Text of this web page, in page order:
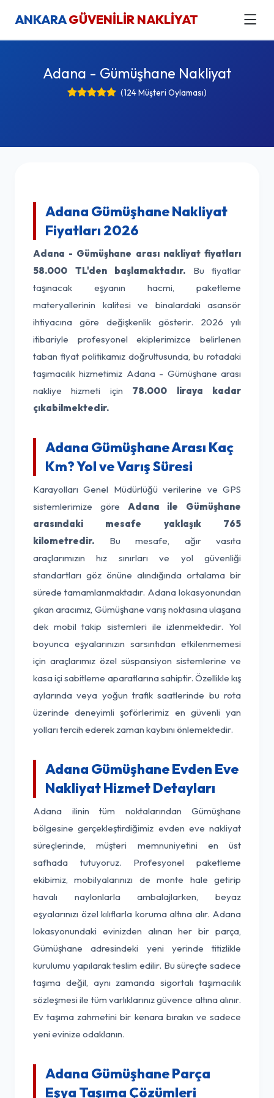
ANKARAGÜVENİLİR NAKLİYAT
Adana - Gümüşhane Nakliyat
(124 Müşteri Oylaması)
Adana Gümüşhane Nakliyat
Fiyatları 2026
Adana - Gümüşhane arası nakliyat fiyatları
58.000 TL'den başlamaktadır. Bu fiyatlar
taşınacak eşyanın hacmi, paketleme
materyallerinin kalitesi ve binalardaki asansör
ihtiyacına göre değişkenlik gösterir. 2026 yılı
itibariyle profesyonel ekiplerimizce belirlenen
taban fiyat politikamız doğrultusunda, bu rotadaki
taşımacılık hizmetimiz Adana - Gümüşhane arası
nakliye hizmeti için 78.000 liraya kadar
çıkabilmektedir.
Adana Gümüşhane Arası Kaç
Km? Yol ve Varış Süresi
Karayolları Genel Müdürlüğü verilerine ve GPS
sistemlerimize göre Adana ile Gümüşhane
arasındaki mesafe yaklaşık 765
kilometredir. Bu mesafe, ağır vasıta
araçlarımızın hız sınırları ve yol güvenliği
standartları göz önüne alındığında ortalama bir
sürede tamamlanmaktadır. Adana lokasyonundan
çıkan aracımız, Gümüşhane varış noktasına ulaşana
dek mobil takip sistemleri ile izlenmektedir. Yol
boyunca eşyalarınızın sarsıntıdan etkilenmemesi
için araçlarımız özel süspansiyon sistemlerine ve
kasa içi sabitleme aparatlarına sahiptir. Özellikle kış
aylarında veya yoğun trafik saatlerinde bu rota
üzerinde deneyimli şoförlerimiz en güvenli yan
yolları tercih ederek zaman kaybını önlemektedir.
Adana Gümüşhane Evden Eve
Nakliyat Hizmet Detayları
Adana ilinin tüm noktalarından Gümüşhane
bölgesine gerçekleştirdiğimiz evden eve nakliyat
süreçlerinde, müşteri memnuniyetini en üst
safhada tutuyoruz. Profesyonel paketleme
ekibimiz, mobilyalarınızı de monte hale getirip
havalı naylonlarla ambalajlarken, beyaz
eşyalarınızı özel kılıflarla koruma altına alır. Adana
lokasyonundaki evinizden alınan her bir parça,
Gümüşhane adresindeki yeni yerinde titizlikle
kurulumu yapılarak teslim edilir. Bu süreçte sadece
taşıma değil, aynı zamanda sigortalı taşımacılık
sözleşmesi ile tüm varlıklarınız güvence altına alınır.
Ev taşıma zahmetini bir kenara bırakın ve sadece
yeni evinize odaklanın.
Adana Gümüşhane Parça
Eşya Taşıma Çözümleri